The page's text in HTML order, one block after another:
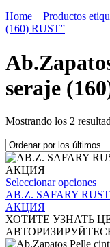
Home
Productos
(160) RUST”
seraje
Mostrando los 2
Seleccionar opcionesEste
AB.Z. SAFARY
АКЦИЯ
ХОТИТЕ УЗНАТЬ